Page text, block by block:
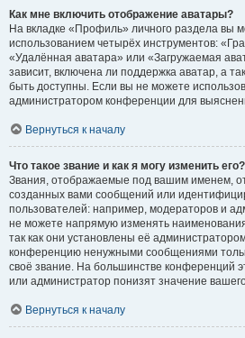
Как мне включить отображение аватары?
На вкладке «Профиль» личного раздела вы
использованием четырёх инструментов:
«Удалённая аватара» или «Загружаемая
зависит, включена ли поддержка аватар, а
быть доступны. Если вы не можете
администратором конференции для
Вернуться к началу
Что такое звание и как я могу изменить его?
Звания, отображаемые под вашим именем,
созданных вами сообщений или
пользователей: например, модераторов и
не можете напрямую изменять
так как они установлены её
конференцию ненужными сообщениями
своё звание. На большинстве конференций
или администратор понизят значение
Вернуться к началу